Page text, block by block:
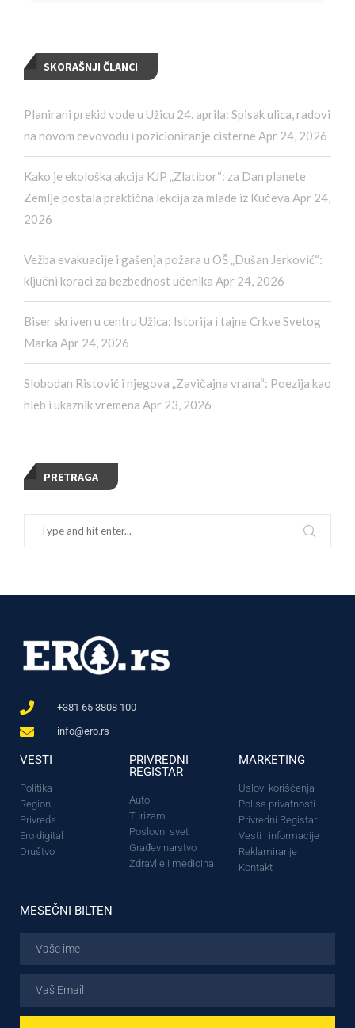
SKORAŠNJI ČLANCI
Planirani prekid vode u Užicu 24. aprila: Spisak ulica, radovi
na novom cevovodu i pozicioniranje cisterne Apr 24, 2026
Kako je ekološka akcija KJP „Zlatibor“: za Dan planete
Zemlje postala praktična lekcija za mlade iz Kučeva Apr 24,
2026
Vežba evakuacije i gašenja požara u OŠ „Dušan Jerković“:
ključni koraci za bezbednost učenika Apr 24, 2026
Biser skriven u centru Užica: Istorija i tajne Crkve Svetog
Marka Apr 24, 2026
Slobodan Ristović i njegova „Zavičajna vrana“: Poezija kao
hleb i ukaznik vremena Apr 23, 2026
PRETRAGA
+381 65 3808 100
info@ero.rs
VESTI
Politika
Region
Privreda
Ero digital
Društvo
PRIVREDNI
REGISTAR
Auto
Turizam
Poslovni svet
Građevinarstvo
Zdravlje i medicina
MARKETING
Uslovi korišćenja
Polisa privatnosti
Privredni Registar
Vesti i informacije
Reklamiranje
Kontakt
MESEČNI BILTEN